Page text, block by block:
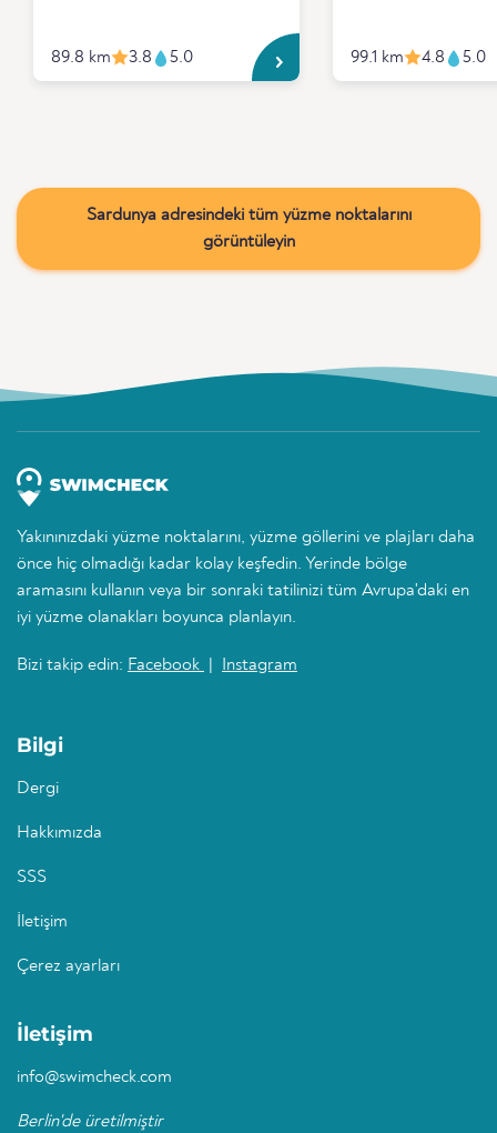
89.8 km 3.8 5.0 99.1 km 4.8 5.0
Sardunya adresindeki tüm yüzme noktalarını
görüntüleyin
Yakınınızdaki yüzme noktalarını, yüzme göllerini ve plajları daha
önce hiç olmadığı kadar kolay keşfedin. Yerinde bölge
aramasını kullanın veya bir sonraki tatilinizi tüm Avrupa'daki en
iyi yüzme olanakları boyunca planlayın.
Bizi takip edin: Facebook Instagram
Bilgi
Dergi
Hakkımızda
SSS
İletişim
Çerez ayarları
İletişim
info@swimcheck.com
Berlin'de üretilmiştir